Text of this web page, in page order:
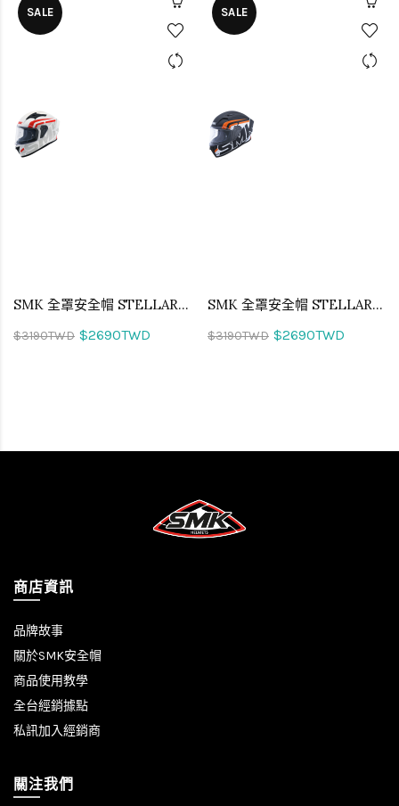
SALE
SMK 全罩安全帽 STELLAR STAGE 街道特勤 MA163
$3190TWD $2690TWD
SALE
SMK 全罩安全帽 STELLAR STAGE 街道特勤 MA217
$3190TWD $2690TWD
商店資訊
品牌故事
關於SMK安全帽
商品使用教學
全台經銷據點
私訊加入經銷商
關注我們